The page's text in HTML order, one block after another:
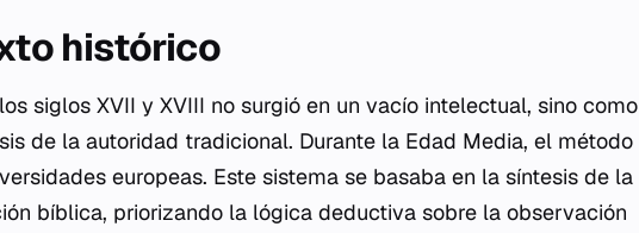
histórico
siglos XVII y XVIII no surgió en un vacío intelectual, sino como
de la autoridad tradicional. Durante la Edad Media, el método
europeas. Este sistema se basaba en la síntesis de la
bíblica, priorizando la lógica deductiva sobre la observación